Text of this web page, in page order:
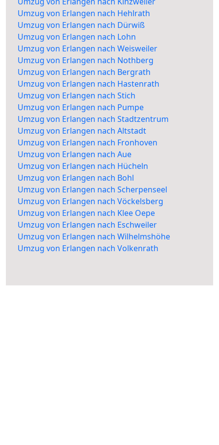
Umzug von Erlangen nach Hehlrath
Umzug von Erlangen nach Dürwiß
Umzug von Erlangen nach Lohn
Umzug von Erlangen nach Weisweiler
Umzug von Erlangen nach Nothberg
Umzug von Erlangen nach Bergrath
Umzug von Erlangen nach Hastenrath
Umzug von Erlangen nach Stich
Umzug von Erlangen nach Pumpe
Umzug von Erlangen nach Stadtzentrum
Umzug von Erlangen nach Altstadt
Umzug von Erlangen nach Fronhoven
Umzug von Erlangen nach Aue
Umzug von Erlangen nach Hücheln
Umzug von Erlangen nach Bohl
Umzug von Erlangen nach Scherpenseel
Umzug von Erlangen nach Vöckelsberg
Umzug von Erlangen nach Klee Oepe
Umzug von Erlangen nach Eschweiler
Umzug von Erlangen nach Wilhelmshöhe
Umzug von Erlangen nach Volkenrath